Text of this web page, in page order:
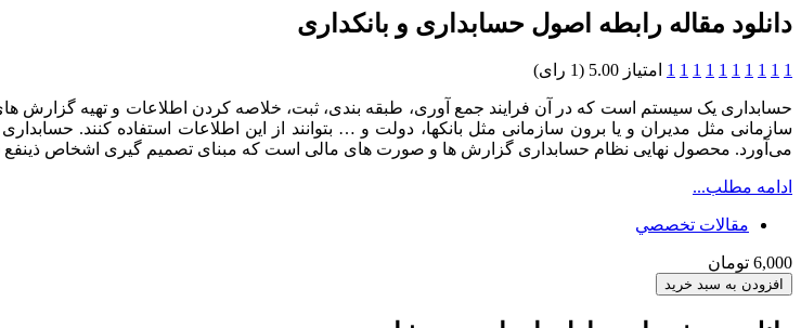
دانلود مقاله رابطه اصول حسابداری و بانکداری
1
1
1
1
1
1
1
1
1
1 امتیاز 5.00 (1 رای)
حسابداری یک سیستم است که در آن فرایند جمع آوری، طبقه بندی، ثبت، خلاصه کردن اطلاعات و تهیه گزارش
سازمانی مثل مدیران و یا برون سازمانی مثل بانکها، دولت و … بتوانند از این اطلاعات استفاده کنند.
می‌آورد. محصول نهایی نظام حسابداری گزارش ها و صورت های مالی است که مبنای تصمیم گیری اشخاص ذینفع
ادامه مطلب...
مقالات تخصصي
6,000 تومان